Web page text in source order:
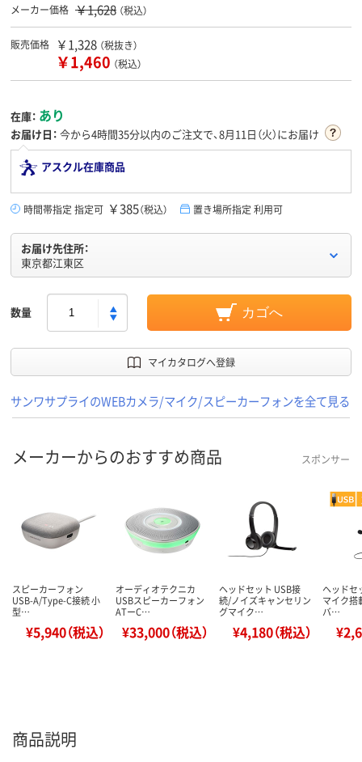
メーカー価格 ￥1,628 （税込）
販売価格 ￥1,328 （税抜き）
￥1,460 （税込）
在庫： あり
お届け日： 今から4時間35分以内のご注文で、8月11日（火）にお届け
アスクル在庫商品
時間帯指定 指定可 ￥385（税込） 置き場所指定 利用可
お届け先住所：
東京都江東区
数量 カゴへ
マイカタログへ登録
サンワサプライのWEBカメラ/マイク/スピーカーフォンを全て見る
メーカーからのおすすめ商品 スポンサー
スピーカーフォン
USB-A/Type-C接続 小
型…
¥5,940（税込）
オーディオテクニカ
USBスピーカーフォン
ATーC…
¥33,000（税込）
ヘッドセット USB接
続/ノイズキャンセリン
グマイク…
¥4,180（税込）
ヘッドセ
マイク搭
バ…
商品説明